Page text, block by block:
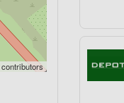
contributors